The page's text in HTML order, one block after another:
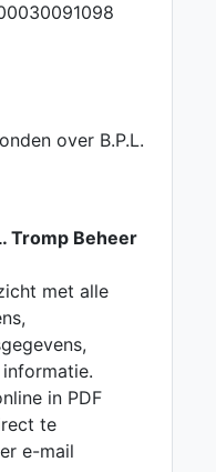
over B.P.L.
Tromp Beheer
met alle
in PDF
te
e-mail